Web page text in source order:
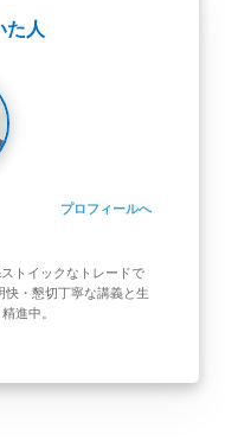
た人
プロフィールへ
トイックなトレードで
快・懇切丁寧な講義と生
進中。